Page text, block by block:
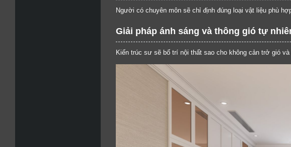
Người có chuyên môn sẽ chỉ định đúng loại vật liệu phù
Giải pháp ánh sáng và thông gió tự
Kiến trúc sư sẽ bố trí nội thất sao cho không cản trở gió